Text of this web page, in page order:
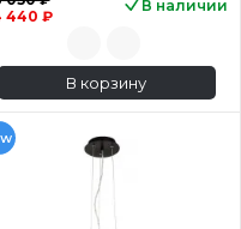
440 ₽
В наличии
В корзину